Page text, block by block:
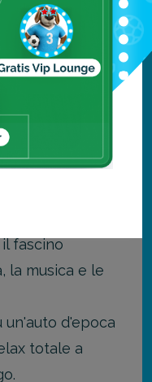
della stagione
senza
fascino
la musica e le
un'auto d'epoca
totale a